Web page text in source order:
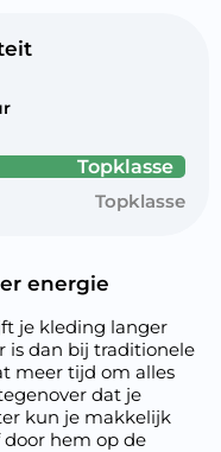
Topklasse
Topklasse
energie
je kleding langer
is dan bij traditionele
meer tijd om alles
dat je
kun je makkelijk
hem op de